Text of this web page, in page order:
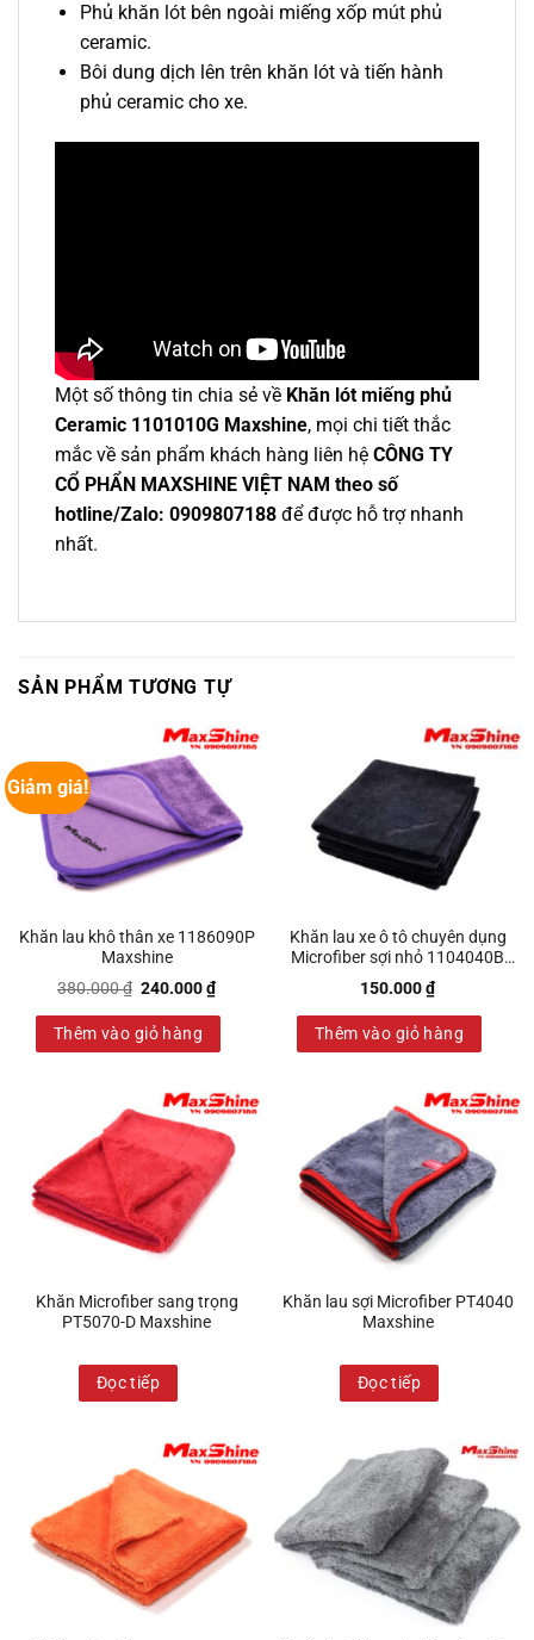
Phủ khăn lót bên ngoài miếng xốp mút phủ
ceramic.
Bôi dung dịch lên trên khăn lót và tiến hành
phủ ceramic cho xe.
Một số thông tin chia sẻ về Khăn lót miếng phủ
Ceramic 1101010G Maxshine, mọi chi tiết thắc
mắc về sản phẩm khách hàng liên hệ CÔNG TY
CỔ PHẨN MAXSHINE VIỆT NAM theo số
hotline/Zalo: 0909807188 để được hỗ trợ nhanh
nhất.
SẢN PHẨM TƯƠNG TỰ
Giảm giá!
Khăn lau khô thân xe 1186090P
Maxshine
380.000₫ Giá
là:
380.000 ₫.
240.000₫Giá
hiện
tại
240.000 ₫.
Thêm vào giỏ hàng
Khăn lau xe ô tô chuyên dụng
Microfiber sợi nhỏ 1104040B
Maxshine
150.000₫
Thêm vào giỏ hàng
Khăn Microfiber sang trọng
PT5070-D Maxshine
Đọc tiếp
Khăn lau sợi Microfiber PT4040
Maxshine
Đọc tiếp